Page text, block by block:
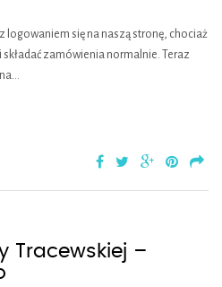
logowaniem się na naszą stronę, chociaż
zamówienia normalnie. Teraz
Tracewskiej –